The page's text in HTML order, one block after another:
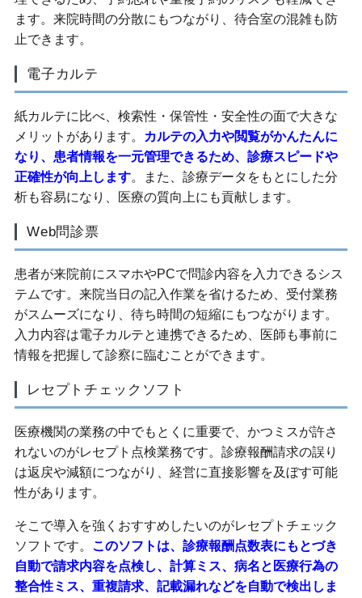
ます。来院時間の分散にもつながり、待合室の混雑も防
止できます。
電子カルテ
紙カルテに比べ、検索性・保管性・安全性の面で大きな
メリットがあります。
カルテの入力や閲覧がかんたんに
なり、患者情報を一元管理できるため、診療スピードや
正確性が向上します。また、診療データをもとにした分
析も容易になり、医療の質向上にも貢献します。
Web問診票
患者が来院前にスマホやPCで問診内容を入力できるシス
テムです。来院当日の記入作業を省けるため、受付業務
がスムーズになり、待ち時間の短縮にもつながります。
入力内容は電子カルテと連携できるため、医師も事前に
情報を把握して診察に臨むことができます。
レセプトチェックソフト
医療機関の業務の中でもとくに重要で、かつミスが許さ
れないのがレセプト点検業務です。診療報酬請求の誤り
は返戻や減額につながり、経営に直接影響を及ぼす可能
性があります。
そこで導入を強くおすすめしたいのがレセプトチェック
ソフトです。 このソフトは、診療報酬点数表にもとづき
自動で請求内容を点検し、計算ミス、病名と医療行為の
整合性ミス、重複請求、記載漏れなどを自動で検出しま